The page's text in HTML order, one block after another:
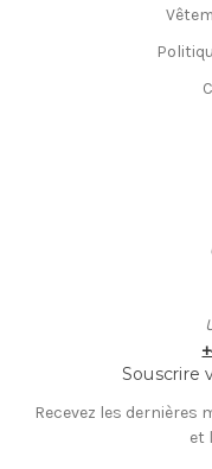
Souscrire
Recevez les dernières
et